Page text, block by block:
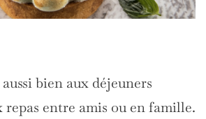
bien aux déjeuners
repas entre amis ou en famille.